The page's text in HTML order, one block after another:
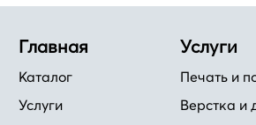
Главная
Каталог
Услуги
Услуги
Печать и
Верстка и